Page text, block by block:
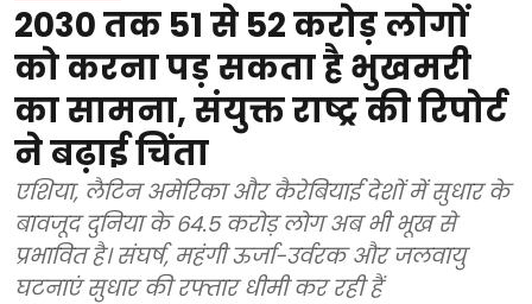
2030 तक 51 से 52 करोड़ लोगों
को करना पड़ सकता है भुखमरी
का सामना, संयुक्त राष्ट्र की रिपोर्ट
ने बढ़ाई चिंता
एशिया, लैटिन अमेरिका और कैरेबियाई देशों में सुधार के
बावजूद दुनिया के 64.5 करोड़ लोग अब भी भूख से
प्रभावित है। संघर्ष, महंगी ऊर्जा-उर्वरक और जलवायु
घटनाएं सुधार की रफ्तार धीमी कर रही हैं